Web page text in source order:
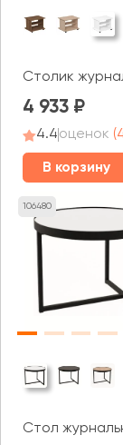
Столик
4 933
4.4оценок
В корзину
106480
Стол